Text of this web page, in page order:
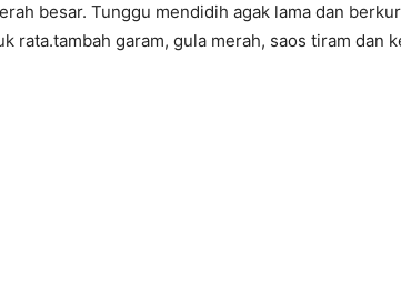
besar. Tunggu mendidih agak lama dan
rata.tambah garam, gula merah, saos tiram